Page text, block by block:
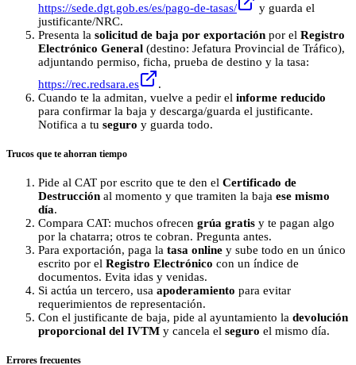
https://sede.dgt.gob.es/es/pago-de-tasas/
y guarda el
justificante/NRC.
Presenta la solicitud de baja por exportación por el Registro
Electrónico General (destino: Jefatura Provincial de Tráfico),
adjuntando permiso, ficha, prueba de destino y la tasa:
https://rec.redsara.es
.
Cuando te la admitan, vuelve a pedir el informe reducido
para confirmar la baja y descarga/guarda el justificante.
Notifica a tu seguro y guarda todo.
Trucos que te ahorran tiempo
Pide al CAT por escrito que te den el Certificado de
Destrucción al momento y que tramiten la baja ese mismo
día.
Compara CAT: muchos ofrecen grúa gratis y te pagan algo
por la chatarra; otros te cobran. Pregunta antes.
Para exportación, paga la tasa online y sube todo en un único
escrito por el Registro Electrónico con un índice de
documentos. Evita idas y venidas.
Si actúa un tercero, usa apoderamiento para evitar
requerimientos de representación.
Con el justificante de baja, pide al ayuntamiento la devolución
proporcional del IVTM y cancela el seguro el mismo día.
Errores frecuentes